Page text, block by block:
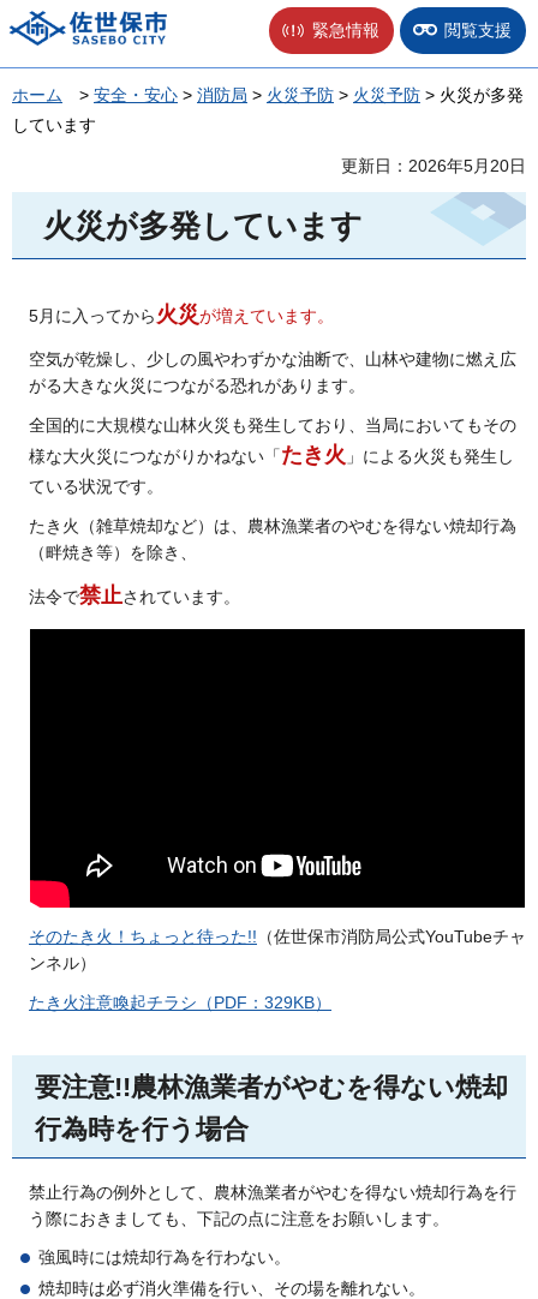
佐世保市 緊急情報 閲覧支援
ホーム > 安全・安心 > 消防局 > 火災予防 > 火災予防 > 火災が多発
しています
更新日：2026年5月20日
火災が多発しています
5月に入ってから火災が増えています。
空気が乾燥し、少しの風やわずかな油断で、山林や建物に燃え広
がる大きな火災につながる恐れがあります。
全国的に大規模な山林火災も発生しており、当局においてもその
様な大火災につながりかねない「たき火 」による火災も発生し
ている状況です。
たき火（雑草焼却など）は、農林漁業者のやむを得ない焼却行為
（畔焼き等）を除き、
法令で禁止されています。
そのたき火！ちょっと待った!! （佐世保市消防局公式YouTubeチャ
ンネル）
たき火注意喚起チラシ（PDF：329KB）
要注意!!農林漁業者がやむを得ない焼却
行為時を行う場合
禁止行為の例外として、農林漁業者がやむを得ない焼却行為を行
う際におきましても、下記の点に注意をお願いします。
強風時には焼却行為を行わない。
焼却時は必ず消火準備を行い、その場を離れない。